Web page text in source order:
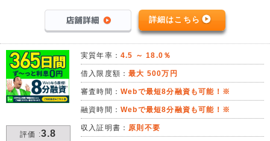
詳細はこちら
評価 :3.8
実質年率： 4.5 ～ 18.0％
借入限度額：最大 500万円
審査時間： Webで最短8分融資も可能！※
融資時間： Webで最短8分融資も可能！※
収入証明書： 原則不要